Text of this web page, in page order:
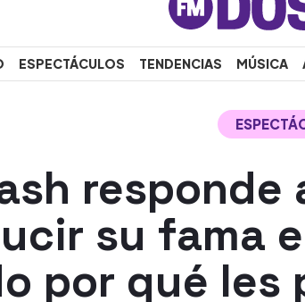
ESPECTÁCULOS TENDENCIAS MÚSICA
su fama
por qué les